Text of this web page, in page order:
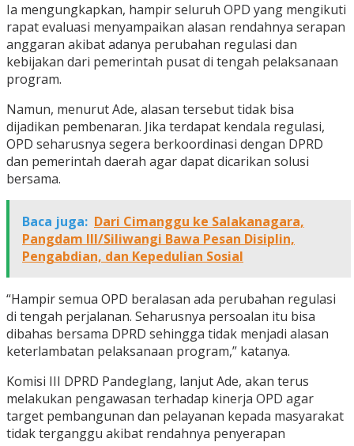
Ia mengungkapkan, hampir seluruh OPD yang mengikuti
rapat evaluasi menyampaikan alasan rendahnya serapan
anggaran akibat adanya perubahan regulasi dan
kebijakan dari pemerintah pusat di tengah pelaksanaan
program.
Namun, menurut Ade, alasan tersebut tidak bisa
dijadikan pembenaran. Jika terdapat kendala regulasi,
OPD seharusnya segera berkoordinasi dengan DPRD
dan pemerintah daerah agar dapat dicarikan solusi
bersama.
Baca juga: Dari Cimanggu ke Salakanagara,
Pangdam III/Siliwangi Bawa Pesan Disiplin,
Pengabdian, dan Kepedulian Sosial
“Hampir semua OPD beralasan ada perubahan regulasi
di tengah perjalanan. Seharusnya persoalan itu bisa
dibahas bersama DPRD sehingga tidak menjadi alasan
keterlambatan pelaksanaan program,” katanya.
Komisi III DPRD Pandeglang, lanjut Ade, akan terus
melakukan pengawasan terhadap kinerja OPD agar
target pembangunan dan pelayanan kepada masyarakat
tidak terganggu akibat rendahnya penyerapan